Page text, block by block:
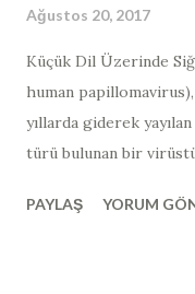
Ağustos 20, 2017
Küçük Dil Üzerinde
human
yıllarda giderek
türü bulunan bir
grupları "siğil" ya da
PAYLAŞ YORUM